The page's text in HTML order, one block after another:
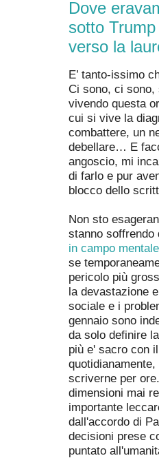
Dove
sotto
verso la
E’ tanto-issimo
Ci sono, ci
vivendo questa
cui si vive la
combattere, un
debellare… E
angoscio, mi
di farlo e pur
blocco dello
Non sto
stanno
in campo
se
pericolo più
la devastazione
sociale e i
gennaio sono
da solo definire
più e' sacro con
scriverne per
dimensioni mai
importante
dall'accordo di
decisioni prese
puntato